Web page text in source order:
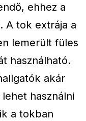
ehhez a
A tok extrája a
lemerült füles
használható.
akár
használni
a tokban